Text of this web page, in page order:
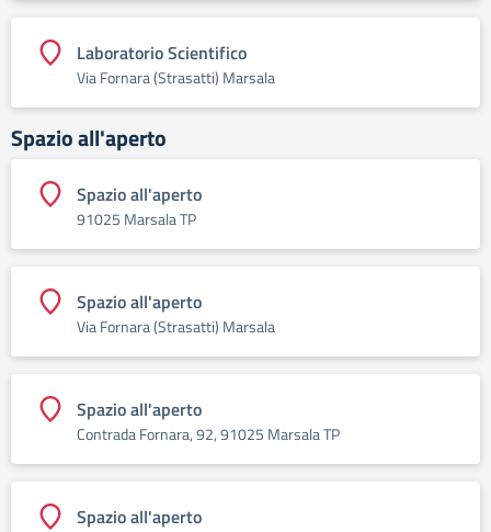
Laboratorio Scientifico
Via Fornara (Strasatti) Marsala
Spazio all'aperto
Spazio all'aperto
91025 Marsala TP
Spazio all'aperto
Via Fornara (Strasatti) Marsala
Spazio all'aperto
Contrada Fornara, 92, 91025 Marsala TP
Spazio all'aperto